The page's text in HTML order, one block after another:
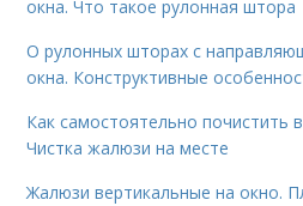
окна. Что такое рулонная штора
О рулонных шторах с
окна. Конструктивные
Как самостоятельно почистить
Чистка жалюзи на месте
Жалюзи вертикальные на окно.